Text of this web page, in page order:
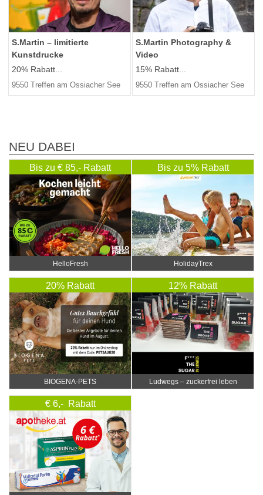
S.Martin – limitierte
Kunstdrucke
20% Rabatt...
9550 Treffen am Ossiacher See
S.Martin Photography &
Video
15% Rabatt...
9550 Treffen am Ossiacher See
NEU DABEI
Bis zu € 85,- Rabatt
HelloFresh
Bis zu 5% Rabatt
HolidayTrex
20% Rabatt
BIOGENA-PETS
12% Rabatt
Ludwegs – zuckerfrei leben
€ 6,- Rabatt